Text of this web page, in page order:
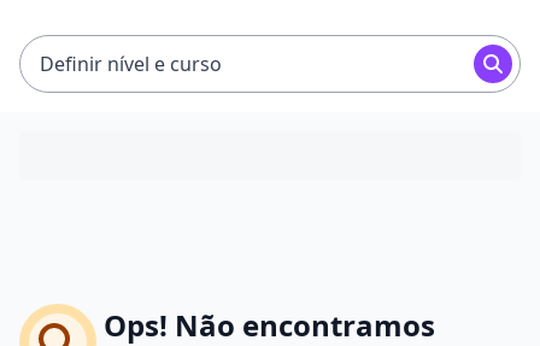
Definir nível e curso
Ops! Não encontramos